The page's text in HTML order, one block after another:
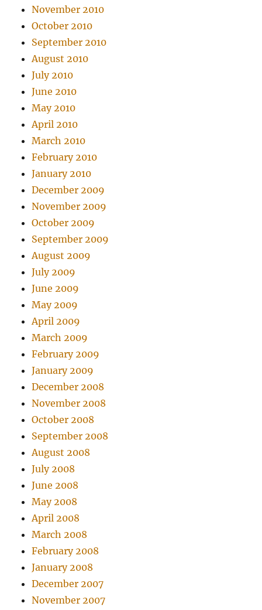
November 2010
October 2010
September 2010
August 2010
July 2010
June 2010
May 2010
April 2010
March 2010
February 2010
January 2010
December 2009
November 2009
October 2009
September 2009
August 2009
July 2009
June 2009
May 2009
April 2009
March 2009
February 2009
January 2009
December 2008
November 2008
October 2008
September 2008
August 2008
July 2008
June 2008
May 2008
April 2008
March 2008
February 2008
January 2008
December 2007
November 2007